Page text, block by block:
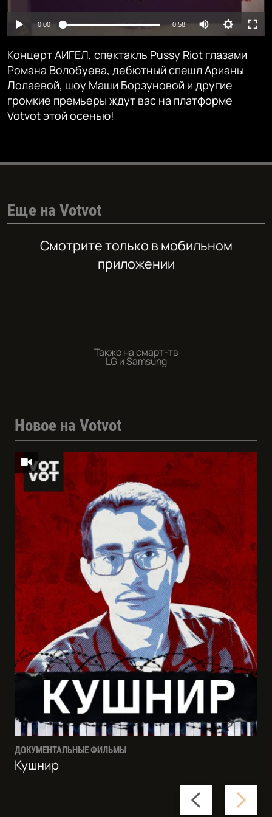
Auto 480p
720p
0:00 0:58
480p
720p
Концерт АИГЕЛ, спектакль Pussy Riot глазами
Романа Волобуева, дебютный спешл Арианы
Лолаевой, шоу Маши Борзуновой и другие
громкие премьеры ждут вас на платформе
Votvot этой осенью!
Еще на Votvot
Смотрите только в мобильном
приложении
Также на смарт-тв
LG и Samsung
Новое на Votvot
Previous
slide
Next
slide
ДОКУМЕНТАЛЬНЫЕ ФИЛЬМЫ
Кушнир